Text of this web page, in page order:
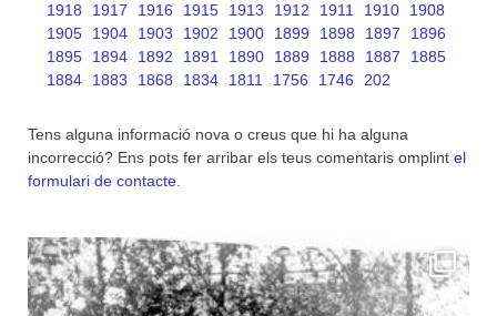
1918
1917 1916 1915 1913 1912 1911 1910
1908
1905
1904 1903 1902 1900 1899 1898 1897
1896
1895
1894 1892 1891 1890 1889 1888 1887
1885
1884
1883 1868 1834 1811 1756 1746 202
Tens alguna informació nova o creus que hi ha alguna
incorrecció? Ens pots fer arribar els teus comentaris omplint el
formulari de contacte.